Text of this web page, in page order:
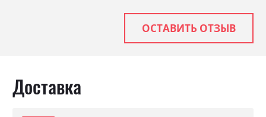
ОСТАВИТЬ ОТЗЫВ
Доставка